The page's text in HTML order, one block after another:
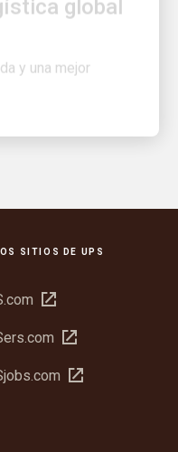
y una mejor
SITIOS DE UPS
Abrir
una
nueva
Abrir
una
Abrir